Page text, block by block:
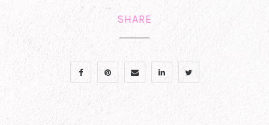
SHARE